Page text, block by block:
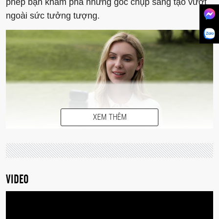
phép bạn khám phá những góc chụp sáng tạo vượt
ngoài sức tưởng tượng.
XEM THÊM
VIDEO